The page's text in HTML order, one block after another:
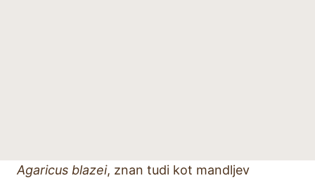
Agaricus blazei, znan tudi kot mandljev